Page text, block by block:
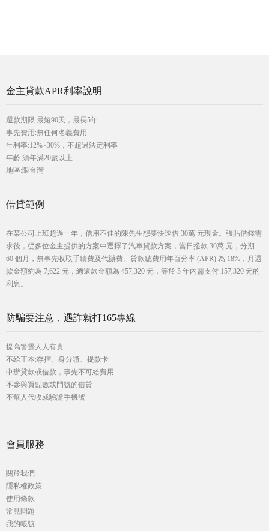
金主貸款APR利率說明
還款期限:最短90天，最長5年
事先費用:無任何名義費用
年利率:12%~30%，不超過法定利率
年齡:須年滿20歲以上
地區:限台灣
借貸範例
在某公司上班超過一年，信用不佳的陳先生想要快速借 30萬 元現金。張貼借錢需
求後，從多位金主提供的方案中選擇了汽車貸款方案，當日撥款 30萬 元，分期
60 個月，無事先收取手續費及代辦費。貸款總費用年百分率 (APR) 為 18%，月還
款金額約為 7,622 元，總還款金額為 457,320 元，等於 5 年內需支付 157,320 元的
利息。
防騙要注意，遇詐就打165專線
提高警覺人人有責
不給正本:存摺、身分證、提款卡
申辦貸款或借款，事先不可給費用
不參與買點數或門號的借貸
不幫人代收或驗證手機號
會員服務
關於我們
隱私權政策
使用條款
常見問題
我的帳號